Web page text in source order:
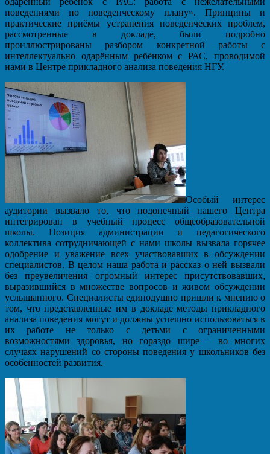
поведениями по поведенческому плану». Принципы и
практические приёмы устранения поведенческих проблем,
рассмотренные в докладе, были подробно
проиллюстрированы разбором конкретной работы с
интеллектуально одарённым ребёнком с РАС, проводимой
нами в Центре прикладного анализа поведения НГУ.
Особый интерес
аудитории вызвало то, что подопечный нашего Центра
интегрирован в учебный процесс общеобразовательной
школы. Позиция администрации и педагогического
коллектива сотрудничающей с нами школы вызвала горячее
одобрение и уважение всех участвовавших в обсуждении
специалистов. В целом наша работа и рассказ о ней вызвали
без преувеличения огромный интерес присутствовавших,
выразившийся в множестве вопросов и живом обсуждении
услышанного. Специалисты единодушно пришли к мнению о
том, что представленные им в докладе методы прикладного
анализа поведения могут и должны успешно использоваться в
их работе не только с детьми с ограниченными
возможностями здоровья, но гораздо шире – во многих
случаях нарушений со стороны поведения у школьников без
особенностей развития.